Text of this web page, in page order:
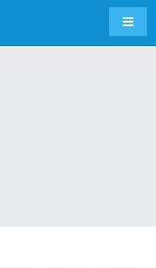
导航